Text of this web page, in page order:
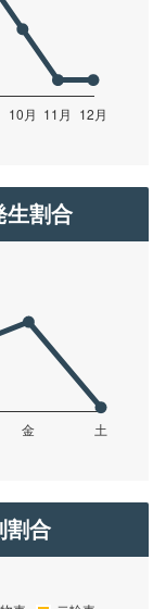
生割合
割合